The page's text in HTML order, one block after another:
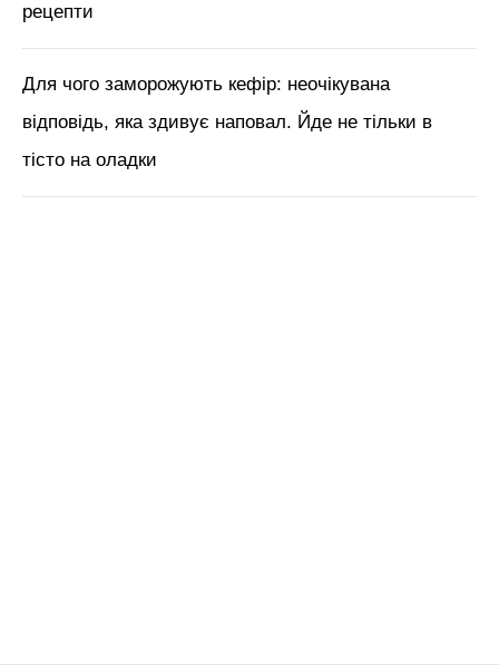
рецепти
Для чого заморожують кефір: неочікувана
відповідь, яка здивує наповал. Йде не тільки в
тісто на оладки